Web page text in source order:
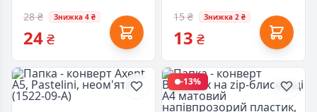
28 ₴ Знижка 4 ₴
24₴
15 ₴ Знижка 2 ₴
13 ₴
-13%